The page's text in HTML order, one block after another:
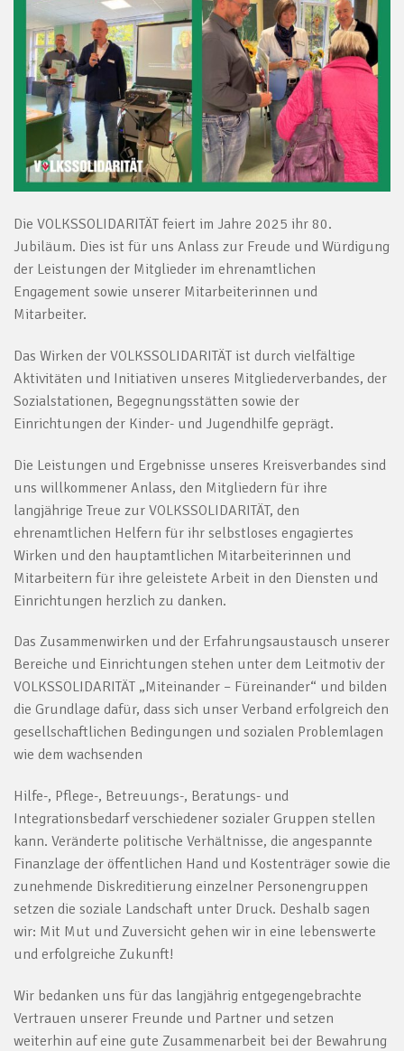
Die VOLKSSOLIDARITÄT feiert im Jahre 2025 ihr 80.
Jubiläum. Dies ist für uns Anlass zur Freude und Würdigung
der Leistungen der Mitglieder im ehrenamtlichen
Engagement sowie unserer Mitarbeiterinnen und
Mitarbeiter.
Das Wirken der VOLKSSOLIDARITÄT ist durch vielfältige
Aktivitäten und Initiativen unseres Mitgliederverbandes, der
Sozialstationen, Begegnungsstätten sowie der
Einrichtungen der Kinder- und Jugendhilfe geprägt.
Die Leistungen und Ergebnisse unseres Kreisverbandes sind
uns willkommener Anlass, den Mitgliedern für ihre
langjährige Treue zur VOLKSSOLIDARITÄT, den
ehrenamtlichen Helfern für ihr selbstloses engagiertes
Wirken und den hauptamtlichen Mitarbeiterinnen und
Mitarbeitern für ihre geleistete Arbeit in den Diensten und
Einrichtungen herzlich zu danken.
Das Zusammenwirken und der Erfahrungsaustausch unserer
Bereiche und Einrichtungen stehen unter dem Leitmotiv der
VOLKSSOLIDARITÄT „Miteinander – Füreinander“ und bilden
die Grundlage dafür, dass sich unser Verband erfolgreich den
gesellschaftlichen Bedingungen und sozialen Problemlagen
wie dem wachsenden
Hilfe-, Pflege-, Betreuungs-, Beratungs- und
Integrationsbedarf verschiedener sozialer Gruppen stellen
kann. Veränderte politische Verhältnisse, die angespannte
Finanzlage der öffentlichen Hand und Kostenträger sowie die
zunehmende Diskreditierung einzelner Personengruppen
setzen die soziale Landschaft unter Druck. Deshalb sagen
wir: Mit Mut und Zuversicht gehen wir in eine lebenswerte
und erfolgreiche Zukunft!
Wir bedanken uns für das langjährig entgegengebrachte
Vertrauen unserer Freunde und Partner und setzen
weiterhin auf eine gute Zusammenarbeit bei der Bewahrung